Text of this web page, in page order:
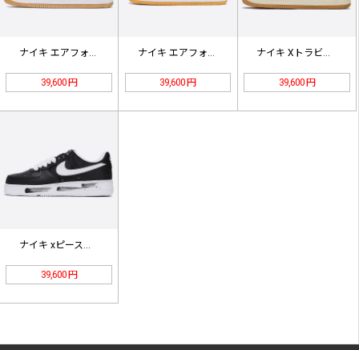
ナイキ エアフォース１クロットゲーム…
39,600 円
ナイキ エアフォース１クロットブラッ…
39,600 円
ナイキ Xトラビスコットエアフォース…
39,600 円
ナイキ xピースマイナスワンエアフォ…
39,600 円